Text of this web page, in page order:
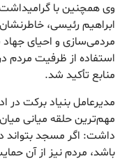
وی همچنین با
ابراهیم رئیسی،
مردمی‌سازی و احیای
استفاده از ظرفیت مردم
منابع تأکید شد.
مدیرعامل بنیاد برکت در
مهم‌ترین حلقه میانی
داشت: اگر مسجد بتواند
باشد، مردم نیز از آن